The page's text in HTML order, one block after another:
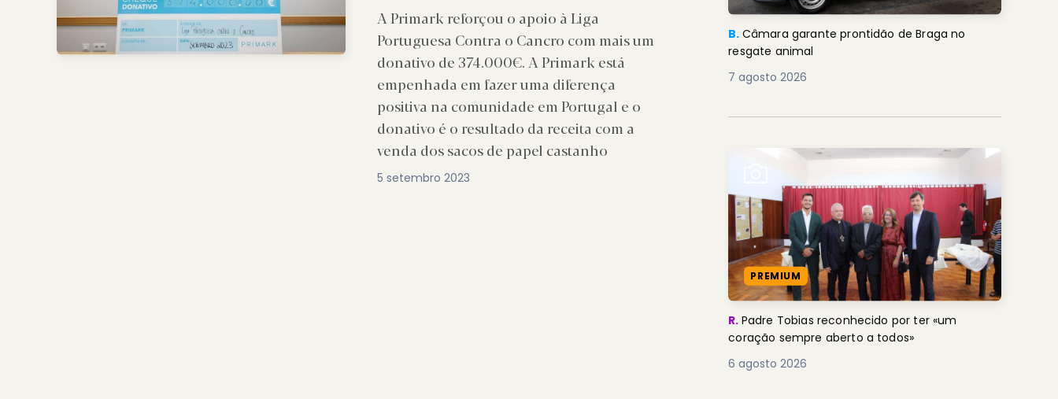
A Primark reforçou o apoio à Liga
Portuguesa Contra o Cancro com mais um
donativo de 374.000€. A Primark está
empenhada em fazer uma diferença
positiva na comunidade em Portugal e o
donativo é o resultado da receita com a
venda dos sacos de papel castanho
5 setembro 2023
B. Câmara garante prontidão de Braga no
resgate animal
7 agosto 2026
PREMIUM
R. Padre Tobias reconhecido por ter «um
coração sempre aberto a todos»
6 agosto 2026